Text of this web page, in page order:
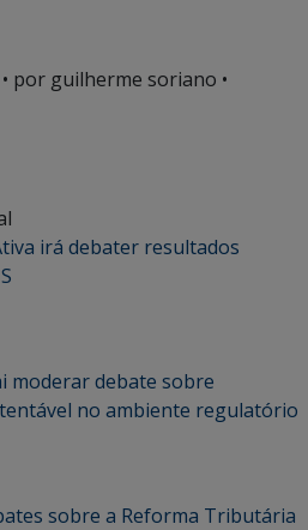
• por guilherme soriano •
irá debater resultados
moderar debate sobre
no ambiente regulatório
sobre a Reforma Tributária